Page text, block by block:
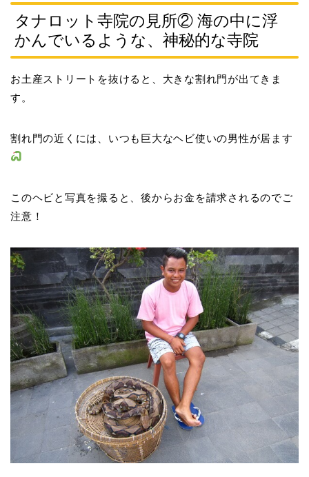
タナロット寺院の見所② 海の中に浮
かんでいるような、神秘的な寺院
お土産ストリートを抜けると、大きな割れ門が出てきま
す。
割れ門の近くには、いつも巨大なヘビ使いの男性が居ます
このヘビと写真を撮ると、後からお金を請求されるのでご
注意！